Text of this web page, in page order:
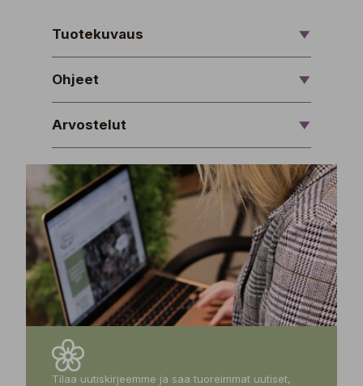
Tuotekuvaus
Ohjeet
Arvostelut
Tilaa uutiskirjeemme ja saa tuoreimmat uutiset,